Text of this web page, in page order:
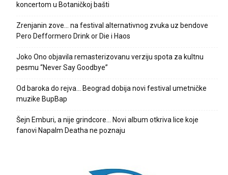
koncertom u Botaničkoj bašti
Zrenjanin zove… na festival alternativnog zvuka uz bendove
Pero Defformero Drink or Die i Haos
Joko Ono objavila remasterizovanu verziju spota za kultnu
pesmu “Never Say Goodbye”
Od baroka do rejva… Beograd dobija novi festival umetničke
muzike BupBap
Šejn Emburi, a nije grindcore… Novi album otkriva lice koje
fanovi Napalm Deatha ne poznaju